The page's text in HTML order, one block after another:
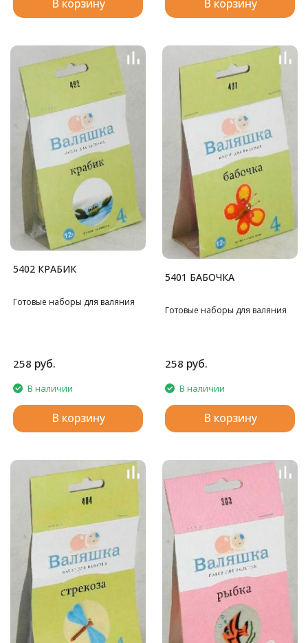
В корзину В корзину
5402 КРАБИК
Готовые наборы для валяния
258 руб.
В наличии
В корзину
5401 БАБОЧКА
Готовые наборы для валяния
258 руб.
В наличии
В корзину